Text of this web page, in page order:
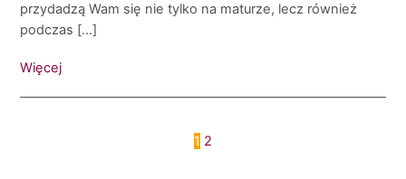
przydadzą Wam się nie tylko na maturze, lecz również
podczas […]
Więcej
1 2